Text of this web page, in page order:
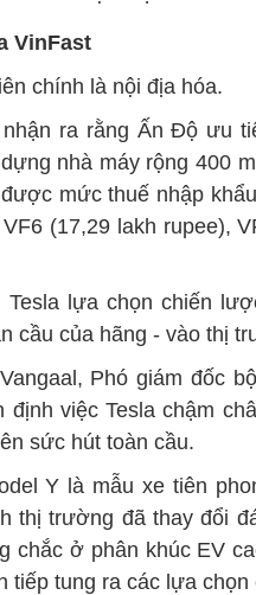
VinFast
chính là nội địa hóa.
ra rằng Ấn Độ ưu
nhà máy rộng 400
mức thuế nhập
(17,29 lakh rupee),
Tesla lựa chọn chiến
cầu của hãng - vào thị
Phó giám đốc
định việc Tesla chậm
sức hút toàn cầu.
Y là mẫu xe tiên
thị trường đã thay đổi
chắc ở phân khúc EV
tiếp tung ra các lựa chọn